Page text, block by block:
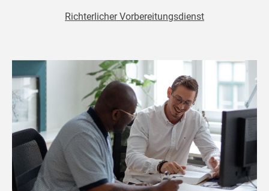
Richterlicher Vorbereitungsdienst